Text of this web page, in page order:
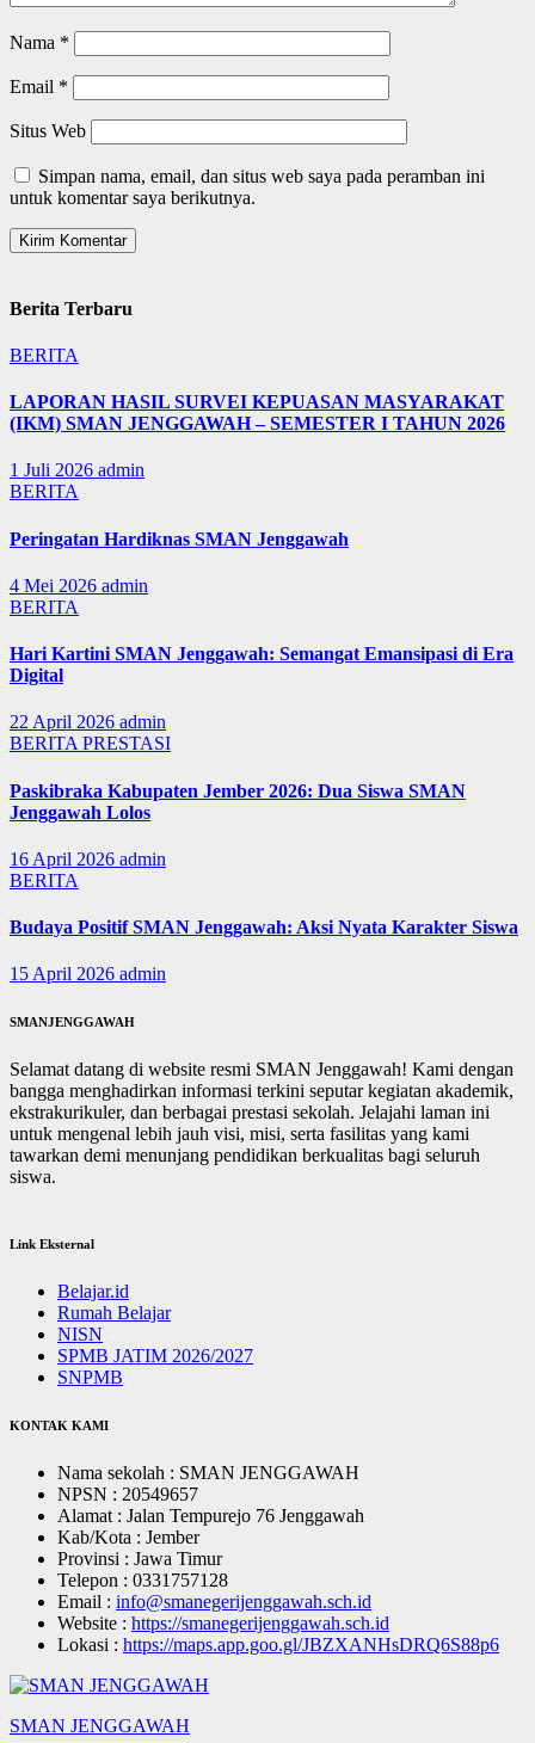
Nama *
Email *
Situs Web
Simpan nama, email, dan situs web saya pada peramban ini
untuk komentar saya berikutnya.
Berita Terbaru
BERITA
LAPORAN HASIL SURVEI KEPUASAN MASYARAKAT
(IKM) SMAN JENGGAWAH – SEMESTER I TAHUN 2026
1 Juli 2026 admin
BERITA
Peringatan Hardiknas SMAN Jenggawah
4 Mei 2026 admin
BERITA
Hari Kartini SMAN Jenggawah: Semangat Emansipasi di Era
Digital
22 April 2026 admin
BERITA PRESTASI
Paskibraka Kabupaten Jember 2026: Dua Siswa SMAN
Jenggawah Lolos
16 April 2026 admin
BERITA
Budaya Positif SMAN Jenggawah: Aksi Nyata Karakter Siswa
15 April 2026 admin
SMANJENGGAWAH
Selamat datang di website resmi SMAN Jenggawah! Kami dengan
bangga menghadirkan informasi terkini seputar kegiatan akademik,
ekstrakurikuler, dan berbagai prestasi sekolah. Jelajahi laman ini
untuk mengenal lebih jauh visi, misi, serta fasilitas yang kami
tawarkan demi menunjang pendidikan berkualitas bagi seluruh
siswa.
Link Eksternal
Belajar.id
Rumah Belajar
NISN
SPMB JATIM 2026/2027
SNPMB
KONTAK KAMI
Nama sekolah : SMAN JENGGAWAH
NPSN : 20549657
Alamat : Jalan Tempurejo 76 Jenggawah
Kab/Kota : Jember
Provinsi : Jawa Timur
Telepon : 0331757128
Email : info@smanegerijenggawah.sch.id
Website : https://smanegerijenggawah.sch.id
Lokasi : https://maps.app.goo.gl/JBZXANHsDRQ6S88p6
SMAN JENGGAWAH